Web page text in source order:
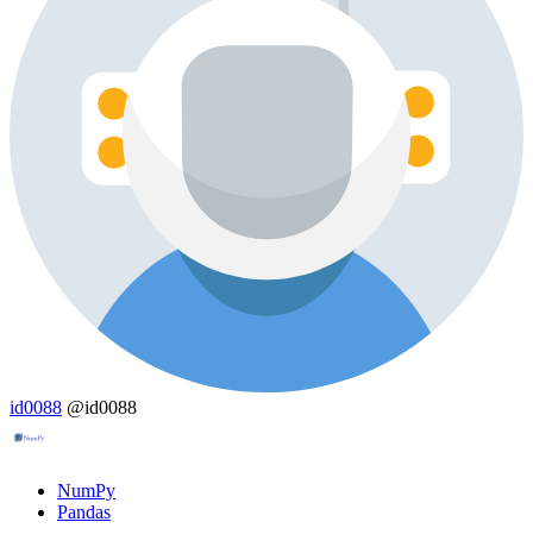
id0088 @id0088
NumPy
Pandas